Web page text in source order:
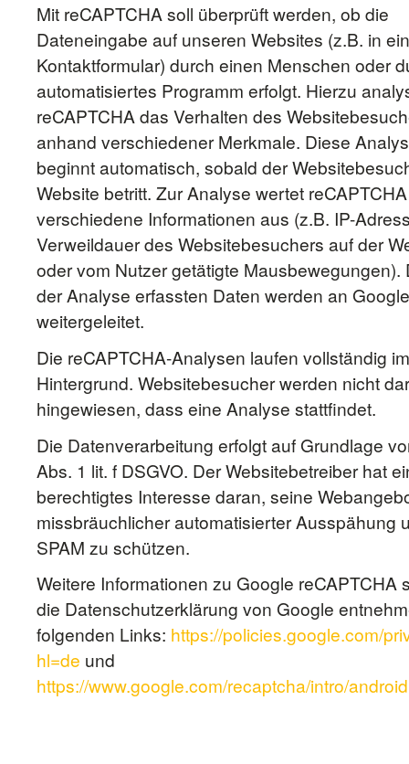
Mit reCAPTCHA soll überprüft werden, ob die
Dateneingabe auf unseren Websites (z.B. in
Kontaktformular) durch einen Menschen oder
automatisiertes Programm erfolgt. Hierzu
reCAPTCHA das Verhalten des
anhand verschiedener Merkmale. Diese
beginnt automatisch, sobald der
Website betritt. Zur Analyse wertet reCAPTCHA
verschiedene Informationen aus (z.B. IP-
Verweildauer des Websitebesuchers auf der
oder vom Nutzer getätigte Mausbewegungen).
der Analyse erfassten Daten werden an Google
weitergeleitet.
Die reCAPTCHA-Analysen laufen vollständig im
Hintergrund. Websitebesucher werden nicht
hingewiesen, dass eine Analyse stattfindet.
Die Datenverarbeitung erfolgt auf Grundlage
Abs. 1 lit. f DSGVO. Der Websitebetreiber hat
berechtigtes Interesse daran, seine
missbräuchlicher automatisierter Ausspähung
SPAM zu schützen.
Weitere Informationen zu Google reCAPTCHA
die Datenschutzerklärung von Google
folgenden Links: https://policies.google.com/
hl=de und
https://www.google.com/recaptcha/intro/